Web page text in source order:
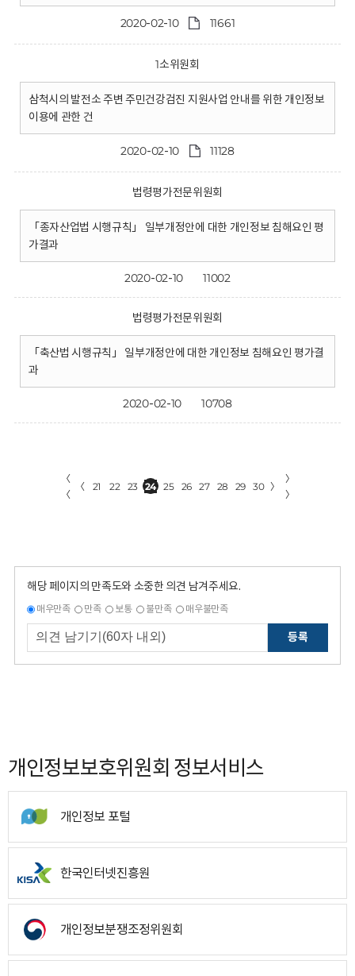
2020-02-10 11661
1소위원회
삼척시의 발전소 주변 주민건강검진 지원사업 안내를 위한 개인정보
이용에 관한 건
2020-02-10 11128
법령평가전문위원회
「종자산업법 시행규칙」 일부개정안에 대한 개인정보 침해요인 평
가결과
2020-02-10 11002
법령평가전문위원회
「축산법 시행규칙」 일부개정안에 대한 개인정보 침해요인 평가결
과
2020-02-10 10708
〈
〈
〈 21 22 23 24 25 26 27 28 29 30 〉
〉
〉
해당 페이지의 만족도와 소중한 의견 남겨주세요.
매우만족 만족 보통 불만족 매우불만족
등록
개인정보보호위원회 정보서비스
개인정보 포털
한국인터넷진흥원
개인정보분쟁조정위원회